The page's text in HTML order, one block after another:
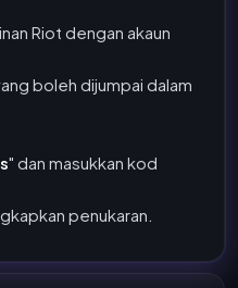
Riot dengan akaun
boleh dijumpai dalam
" dan masukkan kod
penukaran.